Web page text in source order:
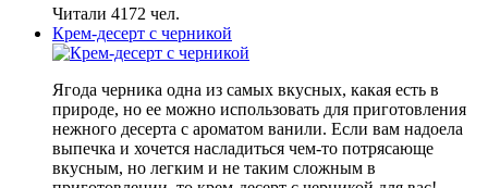
Читали 4172 чел.
Крем-десерт с черникой
Ягода черника одна из самых вкусных, какая есть в
природе, но ее можно использовать для приготовления
нежного десерта с ароматом ванили. Если вам надоела
выпечка и хочется насладиться чем-то потрясающе
вкусным, но легким и не таким сложным в